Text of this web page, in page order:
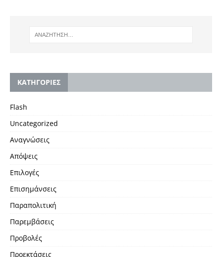
KΑΤΗΓΟΡΙΕΣ
Flash
Uncategorized
Αναγνώσεις
Απόψεις
Επιλογές
Επισημάνσεις
Παραπολιτική
Παρεμβάσεις
Προβολές
Προεκτάσεις